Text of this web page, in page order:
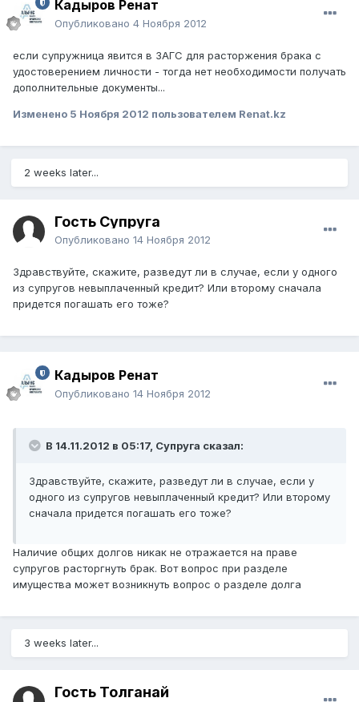
Кадыров Ренат
Опубликовано 4 Ноября 2012
если супружница явится в ЗАГС для расторжения брака с
удостоверением личности - тогда нет необходимости получать
дополнительные документы...
Изменено 5 Ноября 2012 пользователем Renat.kz
2 weeks later...
Гость Супруга
Опубликовано 14 Ноября 2012
Здравствуйте, скажите, разведут ли в случае, если у одного
из супругов невыплаченный кредит? Или второму сначала
придется погашать его тоже?
Кадыров Ренат
Опубликовано 14 Ноября 2012
В 14.11.2012 в 05:17, Супруга сказал:
Здравствуйте, скажите, разведут ли в случае, если у
одного из супругов невыплаченный кредит? Или второму
сначала придется погашать его тоже?
Наличие общих долгов никак не отражается на праве
супругов расторгнуть брак. Вот вопрос при разделе
имущества может возникнуть вопрос о разделе долга
3 weeks later...
Гость Толганай